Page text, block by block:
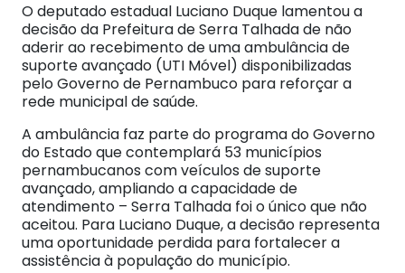
O deputado estadual Luciano Duque lamentou a
decisão da Prefeitura de Serra Talhada de não
aderir ao recebimento de uma ambulância de
suporte avançado (UTI Móvel) disponibilizadas
pelo Governo de Pernambuco para reforçar a
rede municipal de saúde.
A ambulância faz parte do programa do Governo
do Estado que contemplará 53 municípios
pernambucanos com veículos de suporte
avançado, ampliando a capacidade de
atendimento – Serra Talhada foi o único que não
aceitou. Para Luciano Duque, a decisão representa
uma oportunidade perdida para fortalecer a
assistência à população do município.